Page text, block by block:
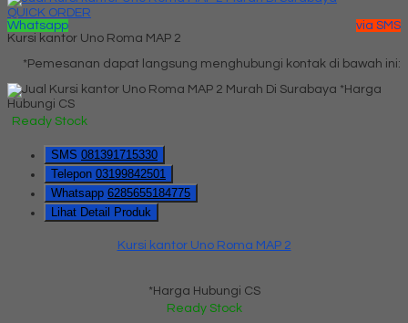
QUICK ORDER
Whatsapp
via SMS
Kursi kantor Uno Roma MAP 2
*Pemesanan dapat langsung menghubungi kontak di bawah ini:
*Harga
Hubungi CS
Ready Stock
SMS 081391715330
Telepon 03199842501
Whatsapp 6285655184775
Lihat Detail Produk
Kursi kantor Uno Roma MAP 2
*Harga Hubungi CS
Ready Stock